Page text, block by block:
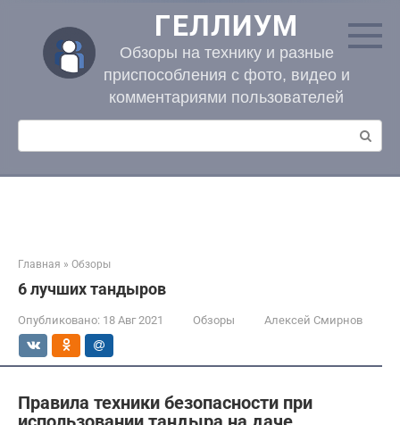
контенту
ГЕЛЛИУМ
Обзоры на технику и разные
приспособления с фото, видео и
комментариями пользователей
Поиск:
Главная » Обзоры
6 лучших тандыров
Опубликовано: 18 Авг 2021 Обзоры Алексей Смирнов
Правила техники безопасности при